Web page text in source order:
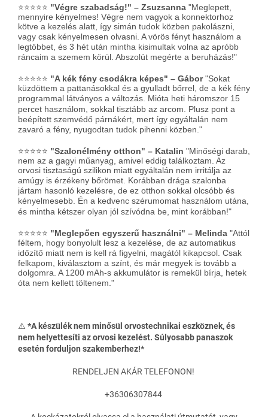
⭐⭐⭐⭐⭐ "Végre szabadság!" – Zsuzsanna "Meglepett,
mennyire kényelmes! Végre nem vagyok a konnektorhoz
kötve a kezelés alatt, így simán tudok közben pakolászni,
vagy csak kényelmesen olvasni . A vörös fényt használom a
legtöbbet, és 3 hét után mintha kisimultak volna az apróbb
ráncaim a szemem körül . Abszolút megérte a beruházás!"
⭐⭐⭐⭐⭐ "A kék fény csodákra képes" – Gábor"Sokat
küzdöttem a pattanásokkal és a gyulladt bőrrel, de a kék fény
programmal látványos a változás . Mióta heti háromszor 15
percet használom, sokkal tisztább az arcom . Plusz pont a
beépített szemvédő párnákért, mert így egyáltalán nem
zavaró a fény, nyugodtan tudok pihenni közben ."
⭐⭐⭐⭐⭐ "Szalonélmény otthon" – Katalin "Minőségi darab,
nem az a gagyi műanyag, amivel eddig találkoztam. Az
orvosi tisztaságú szilikon miatt egyáltalán nem irritálja az
amúgy is érzékeny bőrömet . Korábban drága szalonba
jártam hasonló kezelésre, de ez otthon sokkal olcsóbb és
kényelmesebb . Én a kedvenc szérumomat használom utána,
és mintha kétszer olyan jól szívódna be, mint korábban!"
⭐⭐⭐⭐⭐ "Meglepően egyszerű használni" – Melinda "Attól
féltem, hogy bonyolult lesz a kezelése, de az automatikus
időzítő miatt nem is kell rá figyelni, magától kikapcsol . Csak
felkapom, kiválasztom a színt, és már megyek is tovább a
dolgomra. A 1200 mAh-s akkumulátor is remekül bírja, hetek
óta nem kellett töltenem ."
⚠️ *A készülék nem minősül orvostechnikai eszköznek, és
nem helyettesíti az orvosi kezelést. Súlyosabb panaszok
esetén forduljon szakemberhez!*
RENDELJEN AKÁR TELEFONON!
+36306307844